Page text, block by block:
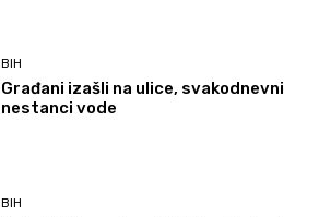
BIH
Građani izašli na ulice, svakodnevni
nestanci vode
BIH